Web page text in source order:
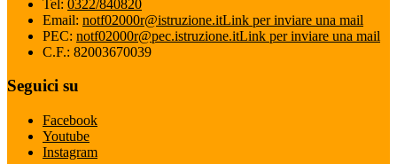
Tel: 0322/840820
Email: notf02000r@istruzione.itLink per inviare una mail
PEC: notf02000r@pec.istruzione.itLink per inviare una mail
C.F.: 82003670039
Seguici su
Facebook
Youtube
Instagram